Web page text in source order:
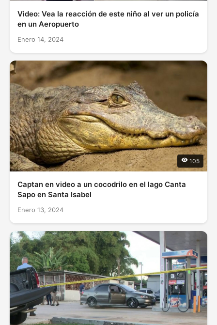
Video: Vea la reacción de este niño al ver un policía
en un Aeropuerto
Enero 14, 2024
105
Captan en video a un cocodrilo en el lago Canta
Sapo en Santa Isabel
Enero 13, 2024